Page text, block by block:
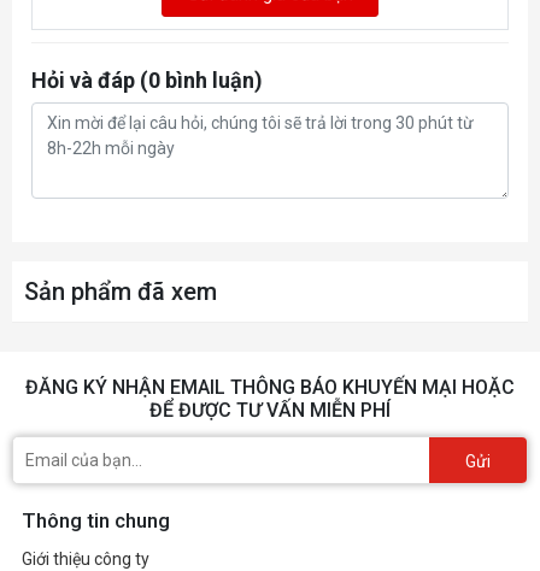
Hỏi và đáp (0 bình luận)
Sản phẩm đã xem
ĐĂNG KÝ NHẬN EMAIL THÔNG BÁO KHUYẾN MẠI HOẶC
ĐỂ ĐƯỢC TƯ VẤN MIỄN PHÍ
Gửi
Thông tin chung
Giới thiệu công ty